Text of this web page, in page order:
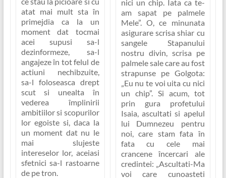
atat mai mult sta în
primejdia ca la un
moment dat tocmai
acei supusi sa-l
dezinformeze, sa-l
angajeze în tot felul de
actiuni nechibzuite,
sa-l foloseasca drept
scut si unealta în
vederea împlinirii
ambitiilor si scopurilor
lor egoiste si, daca la
un moment dat nu le
mai slujeste
intereselor lor, aceiasi
sfetnici sa-l rastoarne
de pe tron.
nici un chip. Iata ca te-
am sapat pe palmele
Mele”. O, ce minunata
asigurare scrisa shiar cu
sangele Stapanului
nostru divin, scrisa pe
palmele sale care au fost
strapunse pe Golgota:
„Eu nu te voi uita cu nici
un chip”. Si acum, tot
prin gura profetului
Isaia, ascultati si apelul
lui Dumnezeu pentru
noi, care stam fata în
fata cu cele mai
crancene încercari ale
credintei: „Ascultati-Ma
voi care cunoasteti